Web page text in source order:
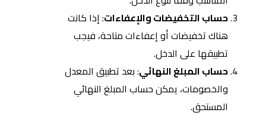
حساب التخفيضات والإعفاءات: إذا كانت
هناك تخفيضات أو إعفاءات متاحة، فيجب
تطبيقها على الدخل.
حساب المبلغ النهائي: بعد تطبيق المعدل
والخصومات، يمكن حساب المبلغ النهائي
المستحق.